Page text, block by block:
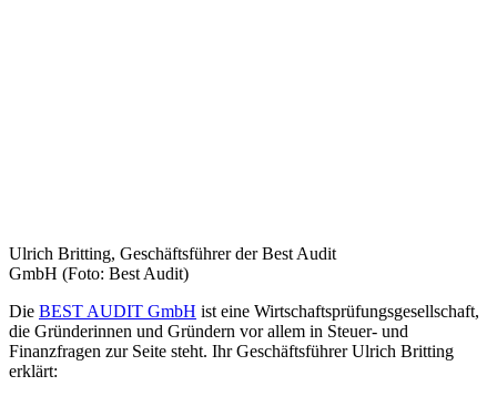
Ulrich Britting, Geschäftsführer der Best Audit
GmbH (Foto: Best Audit)
Die BEST AUDIT GmbH ist eine Wirtschaftsprüfungsgesellschaft,
die Gründerinnen und Gründern vor allem in Steuer- und
Finanzfragen zur Seite steht. Ihr Geschäftsführer Ulrich Britting
erklärt: